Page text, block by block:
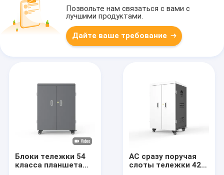
Позвольте нам связаться с вами с
лучшими продуктами.
Дайте ваше требование
Блоки тележки 54
класса планшета
AC сразу поручая
слоты тележки 42